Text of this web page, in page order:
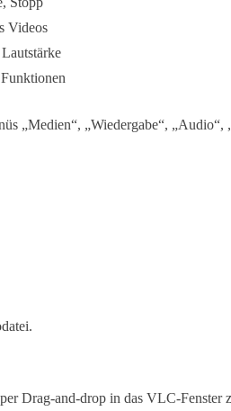
Videos
„Medien“, „Wiedergabe“, „Audio“,
Drag-and-drop in das VLC-Fenster